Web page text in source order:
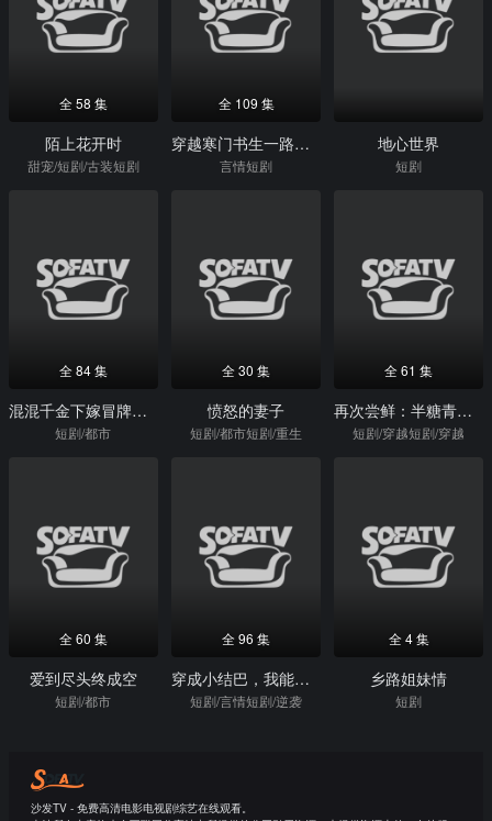
全 58 集
陌上花开时
甜宠/短剧/古装短剧
全 109 集
穿越寒门书生一路封神第一季
言情短剧
地心世界
短剧
全 84 集
混混千金下嫁冒牌烧烤店老板
短剧/都市
全 30 集
愤怒的妻子
短剧/都市短剧/重生
全 61 集
再次尝鲜：半糖青梅心尖宠
短剧/穿越短剧/穿越
全 60 集
爱到尽头终成空
短剧/都市
全 96 集
穿成小结巴，我能心想事成
短剧/言情短剧/逆袭
全 4 集
乡路姐妹情
短剧
沙发TV - 免费高清电影电视剧综艺在线观看。